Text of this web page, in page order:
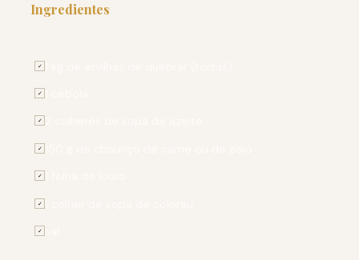
Ingredientes
✓
✓
✓
✓
✓
✓
✓